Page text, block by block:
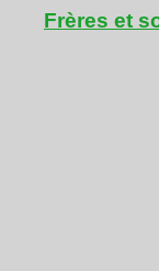
Frères et